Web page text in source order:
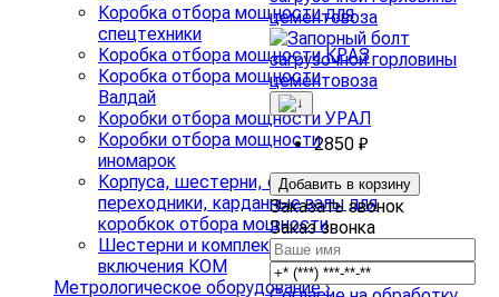
Коробка отбора мощности для
спецтехники
Коробка отбора мощности КРАЗ
Коробка отбора мощности
Валдай
Коробки отбора мощности УРАЛ
Коробки отбора мощности
иномарок
Корпуса, шестерни, фланцы,
переходники, карданные валы для
коробкок отбора мощности
Шестерни и комплекты
включения КОМ
Метрологическое оборудование›
2850 ₽
Добавить в корзину
Заказать звонок
Заказ звонка